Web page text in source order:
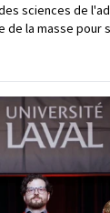
sciences de
de la masse pour